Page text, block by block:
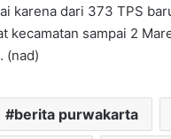
karena dari 373 TPS
kecamatan sampai 2
(nad)
berita purwakarta